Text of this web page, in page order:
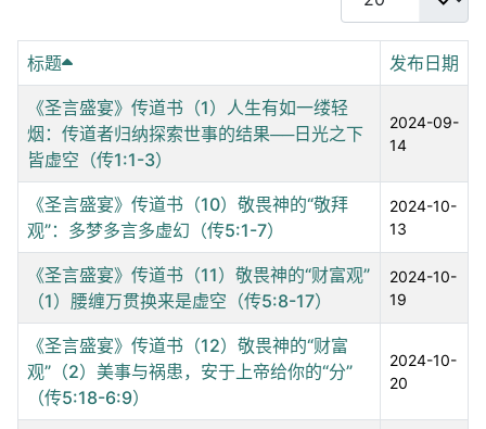
标题 发布日期
《圣言盛宴》传道书（1）人生有如一缕轻
烟：传道者归纳探索世事的结果──日光之下
皆虚空（传1:1-3）
2024-09-
14
《圣言盛宴》传道书（10）敬畏神的“敬拜
观”：多梦多言多虚幻（传5:1-7）
2024-10-
13
《圣言盛宴》传道书（11）敬畏神的“财富观”
（1）腰缠万贯换来是虚空（传5:8-17）
2024-10-
19
《圣言盛宴》传道书（12）敬畏神的“财富
观”（2）美事与祸患，安于上帝给你的“分”
（传5:18-6:9）
2024-10-
20